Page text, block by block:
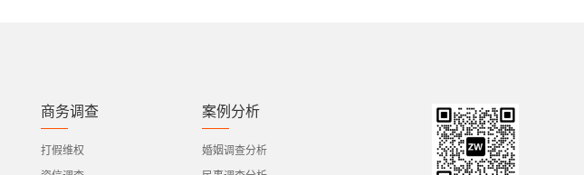
商务调查
打假维权
案例分析
婚姻调查分析